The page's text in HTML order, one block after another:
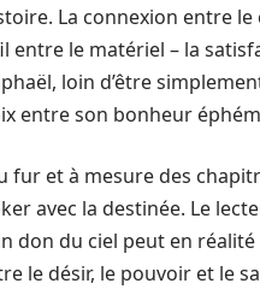
La connexion entre
entre le matériel – la
loin d’être
entre son bonheur
fur et à mesure des
avec la destinée. Le
don du ciel peut en
le désir, le pouvoir et le